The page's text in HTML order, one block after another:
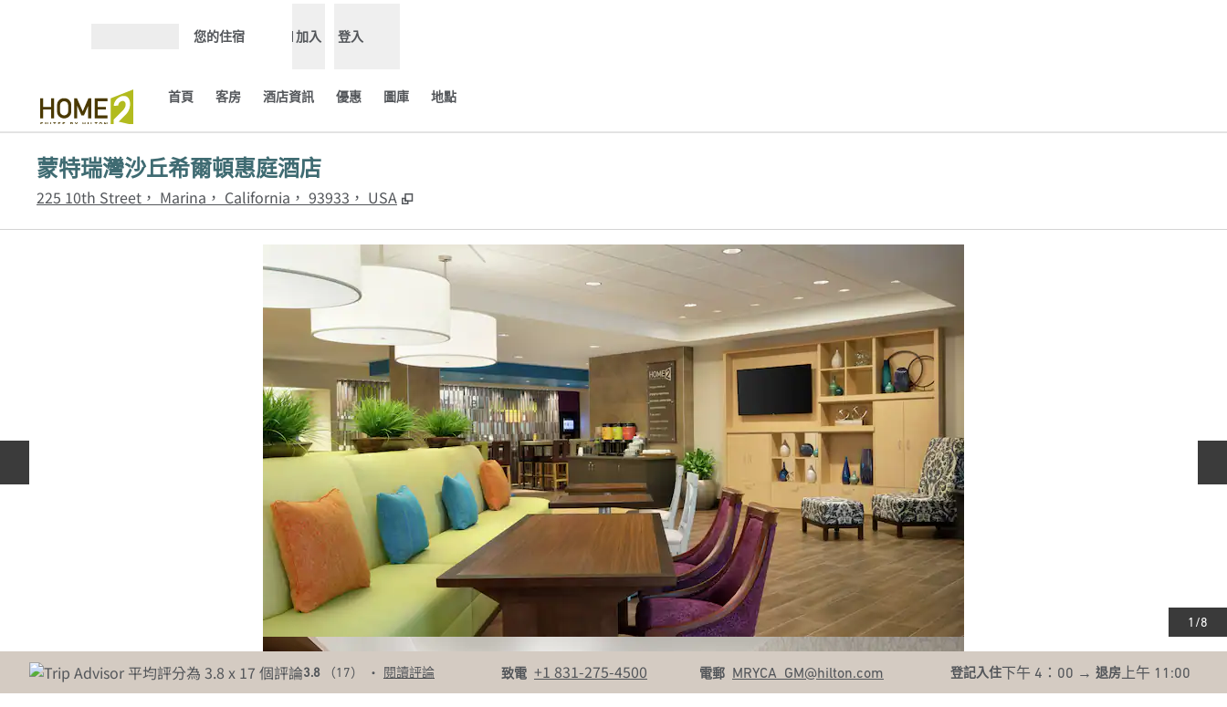
您的住宿 加入 登入
首頁 客房 酒店資訊 優惠 圖庫 地點
蒙特瑞灣沙丘希爾頓惠庭酒店
225 10th Street， Marina， California， 93933， USA ,
1 /8
3.8 （17） • 閱讀評論 致電
致電 +1 831-275-4500 電郵
電郵 MRYCA_GM@hilton.com 登記入住下午 4：00 → 退房 上午 11:00